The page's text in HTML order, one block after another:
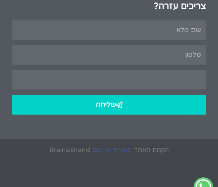
צריכים עזרה?
שליחה
הקמת האתר: משרד פרסום